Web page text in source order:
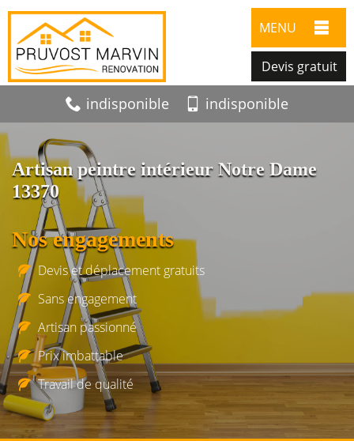
MENU
Devis gratuit
indisponible indisponible
Artisan peintre intérieur Notre Dame
13370
Nos engagements
Devis et déplacement gratuits
Sans engagement
Artisan passionné
Prix imbattable
Travail de qualité